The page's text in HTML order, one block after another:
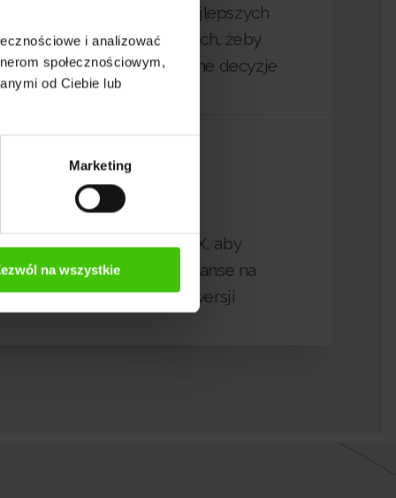
i analizować
społecznościowym,
od Ciebie lub
Marketing
na wszystkie
Czerpiemy dane z najlepszych
narzędzi analitycznych, żeby
podejmować skuteczne decyzje
Łączymy SEO i UX, aby
zwiększyć Twoje szanse na
pozyskanie konwersji